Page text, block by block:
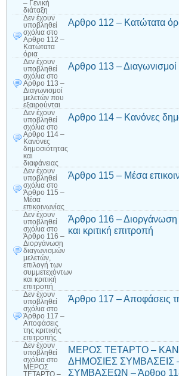
– Γενική
διάταξη
Δεν έχουν
υποβληθεί
σχόλια στο
Αρθρο 112 –
Κατώτατα
όρια
Αρθρο 112 – Κατώτατα
Δεν έχουν
υποβληθεί
σχόλια στο
Αρθρο 113 –
Διαγωνισμοί
μελετών που
εξαιρούνται
Αρθρο 113 – Διαγωνισμοί
Δεν έχουν
υποβληθεί
σχόλια στο
Αρθρο 114 –
Κανόνες
δημοσιότητας
και
διαφάνειας
Αρθρο 114 – Κανόνες
Δεν έχουν
υποβληθεί
σχόλια στο
Άρθρο 115 –
Μέσα
επικοινωνίας
Άρθρο 115 – Μέσα
Δεν έχουν
υποβληθεί
σχόλια στο
Άρθρο 116 –
Διοργάνωση
διαγωνισμών
μελετών,
επιλογή των
συμμετεχόντων
και κριτική
επιτροπή
Άρθρο 116 – Διοργάνωση
και κριτική επιτροπή
Δεν έχουν
υποβληθεί
σχόλια στο
Άρθρο 117 –
Αποφάσεις
της κριτικής
επιτροπής
Άρθρο 117 – Αποφάσεις
Δεν έχουν
υποβληθεί
σχόλια στο
ΜΕΡΟΣ
ΤΕΤΑΡΤΟ –
ΜΕΡΟΣ ΤΕΤΑΡΤΟ –
ΔΗΜΟΣΙΕΣ ΣΥΜΒΑΣΕΙΣ
ΣΥΜΒΑΣΕΩΝ – Άρθρο 118